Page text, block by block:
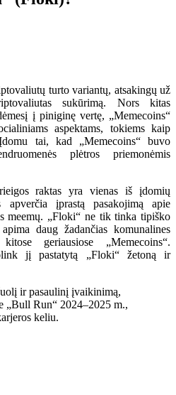
turto variantų, atsakingų už
sukūrimą. Nors kitas
į piniginę vertę, „Memecoins“
aspektams, tokiems kaip
tai, kad „Memecoins“ buvo
plėtros priemonėmis
raktas yra vienas iš įdomių
apverčia įprastą pasakojimą apie
meemų. „Floki“ ne tik tinka tipiško
daug žadančias komunalines
geriausiose „Memecoins“.
jį pastatytą „Floki“ žetoną ir
ir pasaulinį įvaikinimą,
„Bull Run“ 2024–2025 m.,
keliu.